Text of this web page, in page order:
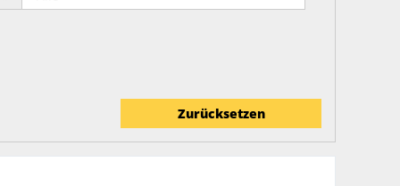
Zurücksetzen